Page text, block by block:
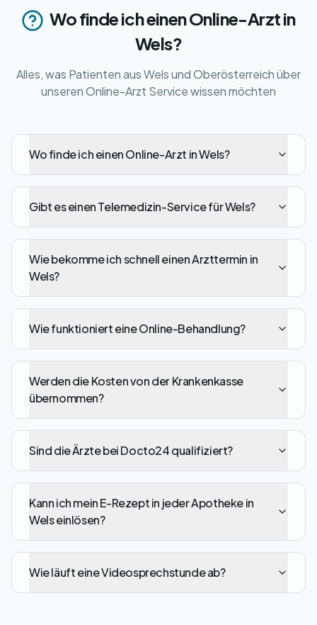
Wo finde ich einen Online-Arzt in
Wels?
Alles, was Patienten aus Wels und Oberösterreich über
unseren Online-Arzt Service wissen möchten
Wo finde ich einen Online-Arzt in Wels?
Gibt es einen Telemedizin-Service für Wels?
Wie bekomme ich schnell einen Arzttermin in
Wels?
Wie funktioniert eine Online-Behandlung?
Werden die Kosten von der Krankenkasse
übernommen?
Sind die Ärzte bei Docto24 qualifiziert?
Kann ich mein E-Rezept in jeder Apotheke in
Wels einlösen?
Wie läuft eine Videosprechstunde ab?